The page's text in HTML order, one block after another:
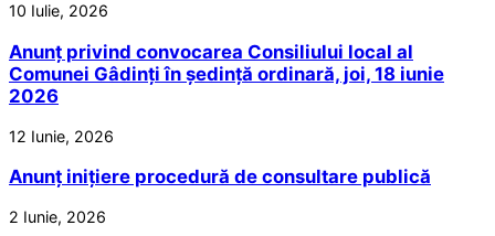
10 Iulie, 2026
Anunț privind convocarea Consiliului local al
Comunei Gâdinți în ședință ordinară, joi, 18 iunie
2026
12 Iunie, 2026
Anunț inițiere procedură de consultare publică
2 Iunie, 2026